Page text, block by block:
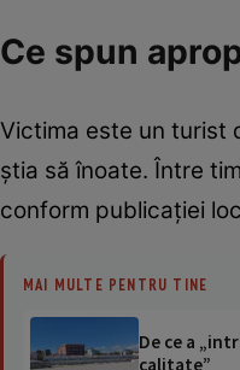
Ce spun
Victima este un turist
știa să înoate. Între
conform publicației
MAI MULTE PENTRU TINE
De ce a
calitate”